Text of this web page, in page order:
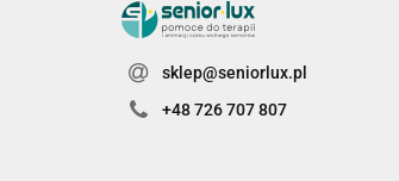
sklep@seniorlux.pl
+48 726 707 807